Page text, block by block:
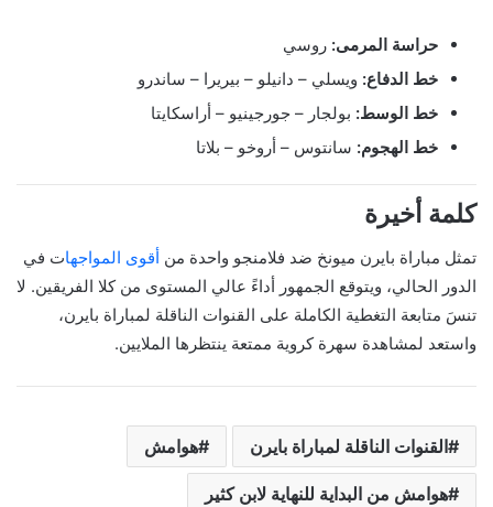
حراسة المرمى: روسي
خط الدفاع: ويسلي – دانيلو – بيريرا – ساندرو
خط الوسط: بولجار – جورجينيو – أراسكايتا
خط الهجوم: سانتوس – أروخو – بلاتا
كلمة أخيرة
تمثل مباراة بايرن ميونخ ضد فلامنجو واحدة من أقوى المواجهات في
الدور الحالي، ويتوقع الجمهور أداءً عالي المستوى من كلا الفريقين. لا
تنسَ متابعة التغطية الكاملة على القنوات الناقلة لمباراة بايرن،
واستعد لمشاهدة سهرة كروية ممتعة ينتظرها الملايين.
القنوات الناقلة لمباراة بايرن هوامش
هوامش من البداية للنهاية لابن كثير